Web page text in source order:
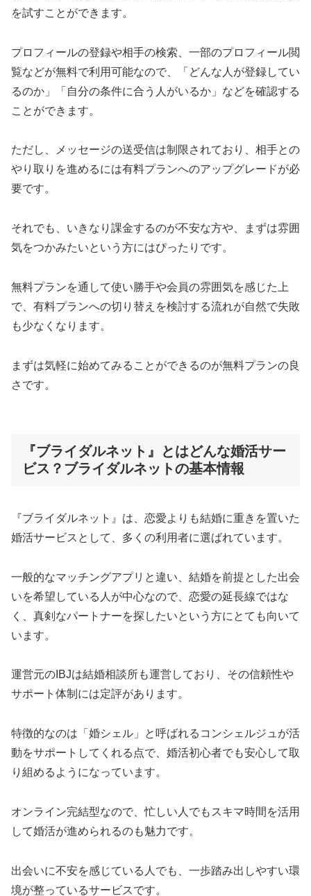
を試すことができます。
プロフィールの登録や相手の検索、一部のプロフィール閲
覧などが無料で利用可能なので、「どんな人が登録してい
るのか」「自分の条件に合う人がいるか」などを確認する
ことができます。
ただし、メッセージの送受信は制限されており、相手との
やり取りを進めるには有料プランへのアップグレードが必
要です。
それでも、いきなり課金するのが不安な方や、まずは雰囲
気をつかみたいという方にはぴったりです。
無料プランを通して使い勝手や会員の雰囲気を感じた上
で、有料プランへの切り替えを検討する流れが自然で失敗
も少なくなります。
まずは気軽に始めてみることができるのが無料プランの良
さです。
『ブライダルネット』とはどんな婚活サー
ビス？ブライダルネットの基本情報
『ブライダルネット』は、恋愛よりも結婚に重きを置いた
婚活サービスとして、多くの利用者に選ばれています。
一般的なマッチングアプリと違い、結婚を前提とした出会
いを希望している人が中心なので、恋愛の延長線ではな
く、真剣なパートナーを探したいという方にとても向いて
います。
運営元のIBJは結婚相談所も運営しており、その信頼性や
サポート体制には定評があります。
特徴的なのは「婚シェル」と呼ばれるコンシェルジュが活
動をサポートしてくれる点で、婚活初心者でも安心して取
り組めるようになっています。
オンライン完結型なので、忙しい人でもスキマ時間を活用
して婚活が進められるのも魅力です。
出会いに不安を感じている人でも、一歩踏み出しやすい環
境が整っているサービスです。